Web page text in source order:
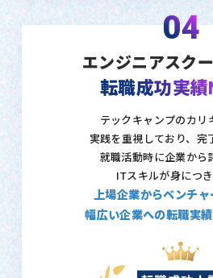
04
エンジニアスク
転職成功実績
テックキャンプのカリ
実践を重視しており、 完
就職活動時に企業から
ITスキルが身につき
上場企業からベンチ
幅広い企業への転職実績